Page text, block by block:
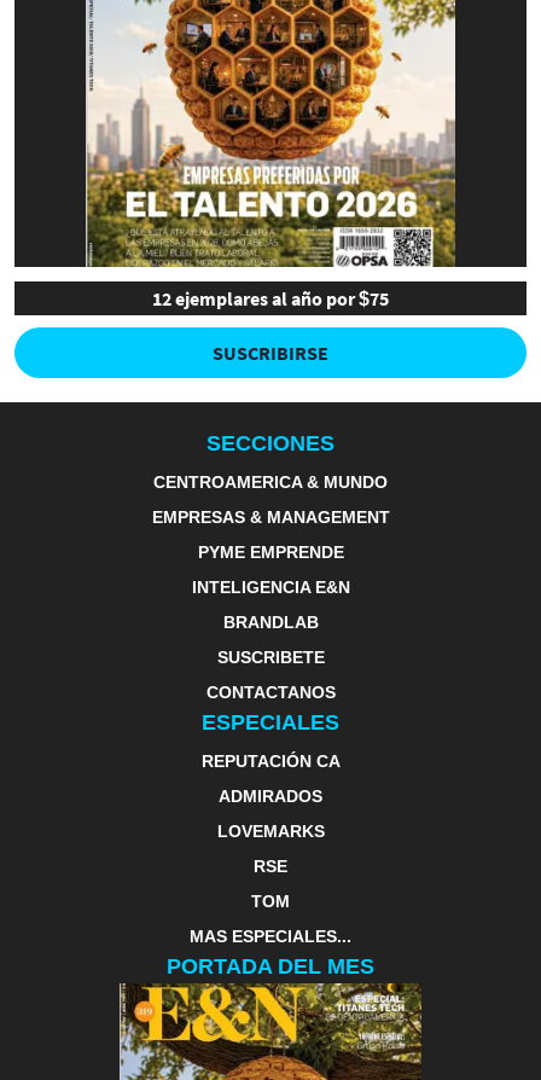
12 ejemplares al año por $75
SUSCRIBIRSE
SECCIONES
CENTROAMERICA & MUNDO
EMPRESAS & MANAGEMENT
PYME EMPRENDE
INTELIGENCIA E&N
BRANDLAB
SUSCRIBETE
CONTACTANOS
ESPECIALES
REPUTACIÓN CA
ADMIRADOS
LOVEMARKS
RSE
TOM
MAS ESPECIALES...
PORTADA DEL MES